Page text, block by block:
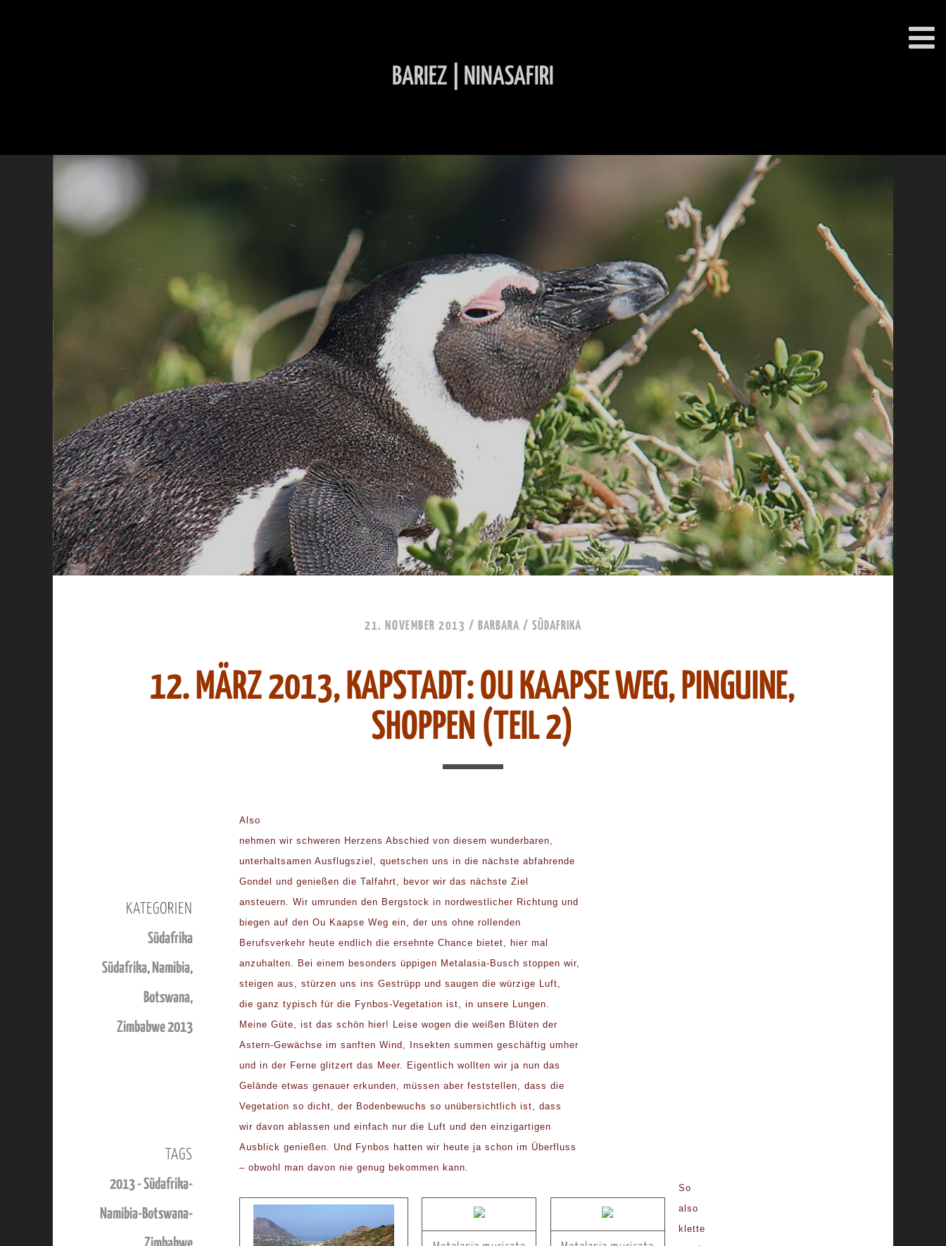
21. NOVEMBER 2013 / BARBARA / SÜDAFRIKA
12. MÄRZ 2013, KAPSTADT: OU KAAPSE WEG, PINGUINE,
SHOPPEN (TEIL 2)
Also
nehmen wir schweren Herzens Abschied von diesem wunderbaren,
unterhaltsamen Ausflugsziel, quetschen uns in die nächste abfahrende
Gondel und genießen die Talfahrt, bevor wir das nächste Ziel
ansteuern. Wir umrunden den Bergstock in nordwestlicher Richtung und
biegen auf den Ou Kaapse Weg ein, der uns ohne rollenden
Berufsverkehr heute endlich die ersehnte Chance bietet, hier mal
anzuhalten. Bei einem besonders üppigen Metalasia-Busch stoppen wir,
steigen aus, stürzen uns ins Gestrüpp und saugen die würzige Luft,
die ganz typisch für die Fynbos-Vegetation ist, in unsere Lungen.
Meine Güte, ist das schön hier! Leise wogen die weißen Blüten der
Astern-Gewächse im sanften Wind, Insekten summen geschäftig umher
und in der Ferne glitzert das Meer. Eigentlich wollten wir ja nun das
Gelände etwas genauer erkunden, müssen aber feststellen, dass die
Vegetation so dicht, der Bodenbewuchs so unübersichtlich ist, dass
wir davon ablassen und einfach nur die Luft und den einzigartigen
Ausblick genießen. Und Fynbos hatten wir heute ja schon im Überfluss
– obwohl man davon nie genug bekommen kann.
So
also
klette
KATEGORIEN
Südafrika
Südafrika, Namibia,
Botswana,
Zimbabwe 2013
TAGS
2013 - Südafrika-
Namibia-Botswana-
BARIEZ | NINASAFIRI